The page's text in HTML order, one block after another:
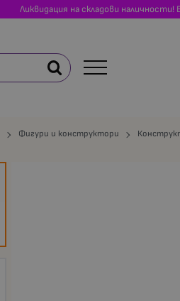
Ликвидация на складови
Фигури и конструктори